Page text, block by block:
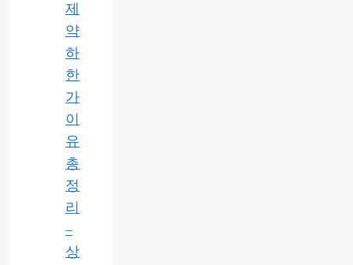
제
약
하
한
가
이
유
총
정
리
–
상